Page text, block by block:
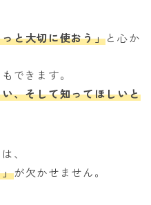
と大切に使おう」と心か
できます。
、そして知ってほしいと
、
が欠かせません。